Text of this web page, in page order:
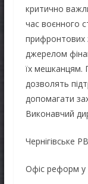
критично
час воєнного
прифронтових
джерелом
їх мешканцям.
дозволять
допомагати
Виконавчий
Чернігівське
Офіс реформ у